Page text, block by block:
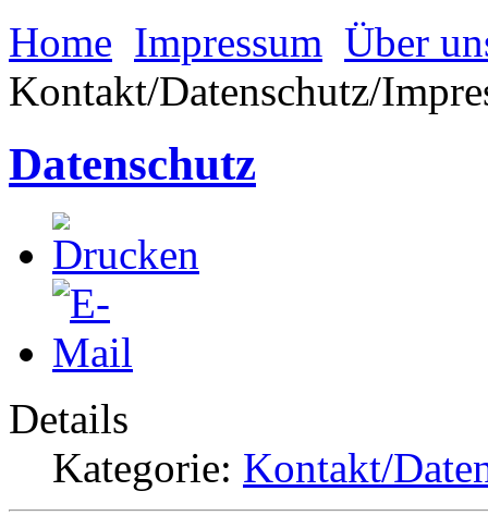
Home Impressum Über
Kontakt/Datenschutz/
Datenschutz
Details
Kategorie: Kontakt/